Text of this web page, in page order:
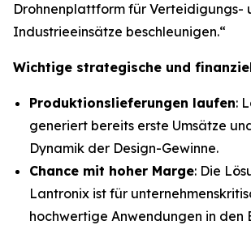
Drohnenplattform für Verteidigungs-
Industrieeinsätze beschleunigen.“
Wichtige strategische und
Produktionslieferungen laufen:
generiert bereits erste Umsätze
Dynamik der Design-Gewinne.
Chance mit hoher Marge: Die
Lantronix ist für
hochwertige Anwendungen in den